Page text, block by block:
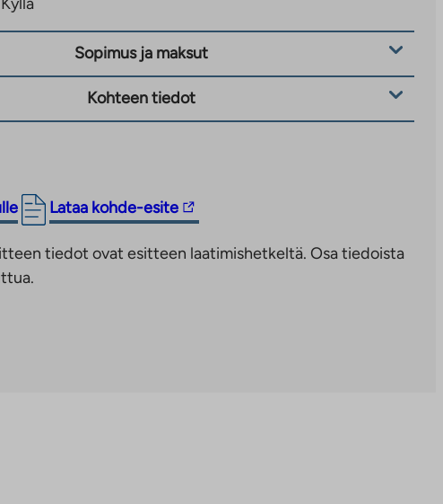
Sopimus ja maksut
Kohteen tiedot
Lataa kohde-esite
Linkki
vie
ulkopuoliseen
tiedot ovat esitteen laatimishetkeltä. Osa tiedoista